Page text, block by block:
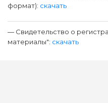
формат): скачать
— Свидетельство о
материалы": скачать